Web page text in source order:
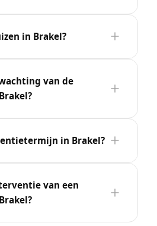
in Brakel?
van de
in Brakel?
van een